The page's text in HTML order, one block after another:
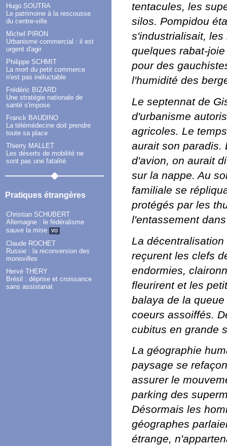
Hugo SOUTRA
Le patrimoine à la rescousse
du centre-ville
Michel PIRON
Urbanisme commercial : il est
urgent d'agir
Philippe SCHMIT
La mort du petit commerce
n'est pas inéluctable
Frédéric BIZARD
Une stratégie nationale de
santé s'impose
Franck BAUDINO
La télémédecine doit prendre
toute sa place
Thierry MALLET
Les déserts de mobilité ne
sont pas une fatalité
Pratiques étrangères
Christian SCHUBERT
Allemagne : le fédéralisme
sauve la mise
VO
Claude ROCHET
Russie : la reconversion des
monovilles
Hervé THÉRY
Brésil : déprise et croissance
sans assistanat
tentacules, les
silos. Pompidou
s'industrialisait,
quelques rabat-
pour des
l'humidité des
Le septennat de
d'urbanisme
agricoles. Le
aurait son paradis.
d'avion, on aurait
sur la nappe. Au
familiale se
protégés par les
l'entassement
La
reçurent les clefs
endormies,
fleurirent et les
balaya de la
coeurs assoiffés.
cubitus en grande
La géographie
paysage se
assurer le
parking des
Désormais les
géographes
étrange,